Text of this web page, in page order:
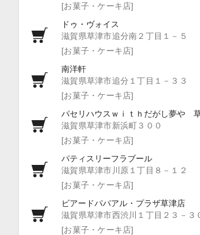
[お菓子・ケーキ店]
ドゥ・ヴォイス
滋賀県草津市追分南２丁目１－５
[お菓子・ケーキ店]
南洋軒
滋賀県草津市追分１丁目１－３３
[お菓子・ケーキ店]
パセリハウスｗｉｔｈだがし夢や
滋賀県草津市新浜町３００
[お菓子・ケーキ店]
パティスリーフラブール
滋賀県草津市川原１丁目８－１２
[お菓子・ケーキ店]
ビアードパパアル・プラザ草津店
滋賀県草津市西渋川１丁目２３－３
[お菓子・ケーキ店]